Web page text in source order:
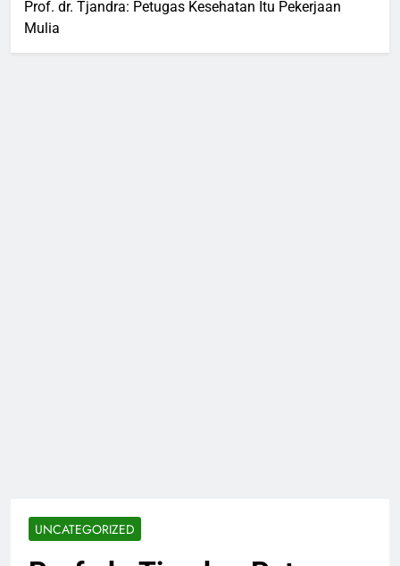
Prof. dr. Tjandra: Petugas Kesehatan Itu Pekerjaan
Mulia
UNCATEGORIZED